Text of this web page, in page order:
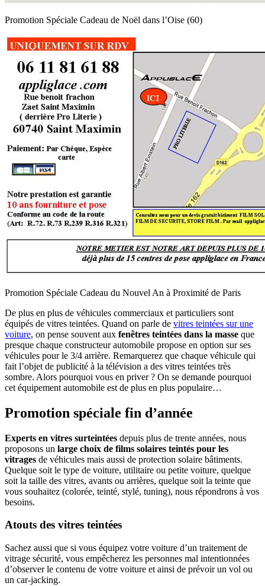
Promotion Spéciale Cadeau de Noël dans l’Oise (60)
Promotion Spéciale Cadeau du Nouvel An à Proximité de Paris
De plus en plus de véhicules commerciaux et particuliers sont
équipés de vitres teintées. Quand on parle de vitres teintées sur une
voiture, on pense souvent aux fenêtres teintées dans la masse que
presque chaque constructeur automobile propose en option sur ses
véhicules pour le 3/4 arrière. Remarquerez que chaque véhicule qui
fait l’objet de publicité à la télévision a des vitres teintées très
sombre. Alors pourquoi vous en priver ? On se demande pourquoi
cet équipement automobile est de plus en plus populaire…
Promotion spéciale fin d’année
Experts en vitres surteintées depuis plus de trente années, nous
proposons un large choix de films solaires teintés pour les
vitrages de véhicules mais aussi de protection solaire bâtiments.
Quelque soit le type de voiture, utilitaire ou petite voiture, quelque
soit la taille des vitres, avants ou arrières, quelque soit la teinte que
vous souhaitez (colorée, teinté, stylé, tuning), nous répondrons à vos
besoins.
Atouts des vitres teintées
Sachez aussi que si vous équipez votre voiture d’un traitement de
vitrage sécurité, vous empêcherez les personnes mal intentionnées
d’observer le contenu de votre voiture et ainsi de prévoir un vol ou
un car-jacking.